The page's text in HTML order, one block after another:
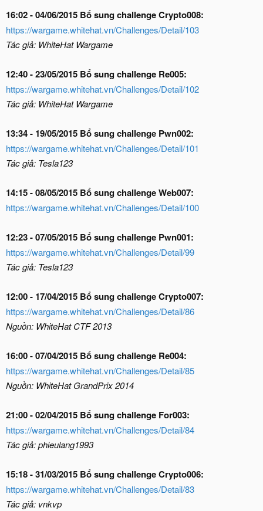
16:02 - 04/06/2015 Bổ sung challenge Crypto008:
https://wargame.whitehat.vn/Challenges/Detail/103
Tác giả: WhiteHat Wargame
12:40 - 23/05/2015 Bổ sung challenge Re005:
https://wargame.whitehat.vn/Challenges/Detail/102
Tác giả: WhiteHat Wargame
13:34 - 19/05/2015 Bổ sung challenge Pwn002:
https://wargame.whitehat.vn/Challenges/Detail/101
Tác giả: Tesla123
14:15 - 08/05/2015 Bổ sung challenge Web007:
https://wargame.whitehat.vn/Challenges/Detail/100
12:23 - 07/05/2015 Bổ sung challenge Pwn001:
https://wargame.whitehat.vn/Challenges/Detail/99
Tác giả: Tesla123
12:00 - 17/04/2015 Bổ sung challenge Crypto007:
https://wargame.whitehat.vn/Challenges/Detail/86
Nguồn: WhiteHat CTF 2013
16:00 - 07/04/2015 Bổ sung challenge Re004:
https://wargame.whitehat.vn/Challenges/Detail/85
Nguồn: WhiteHat GrandPrix 2014
21:00 - 02/04/2015 Bổ sung challenge For003:
https://wargame.whitehat.vn/Challenges/Detail/84
Tác giả: phieulang1993
15:18 - 31/03/2015 Bổ sung challenge Crypto006:
https://wargame.whitehat.vn/Challenges/Detail/83
Tác giả: vnkvp